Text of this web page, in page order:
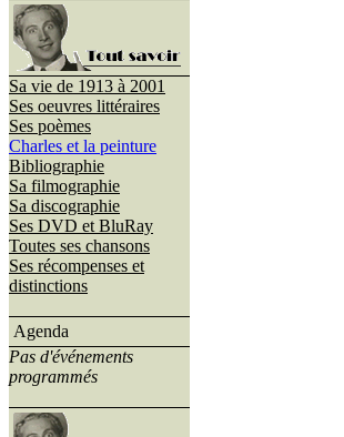
Sa vie de 1913 à 2001
Ses oeuvres littéraires
Ses poèmes
Charles et la peinture
Bibliographie
Sa filmographie
Sa discographie
Ses DVD et BluRay
Toutes ses chansons
Ses récompenses et
distinctions
Agenda
Pas d'événements
programmés